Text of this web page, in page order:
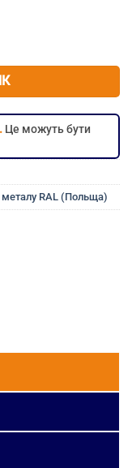
пофарбований 5.5х32
Це можуть бути
металу RAL (Польща)